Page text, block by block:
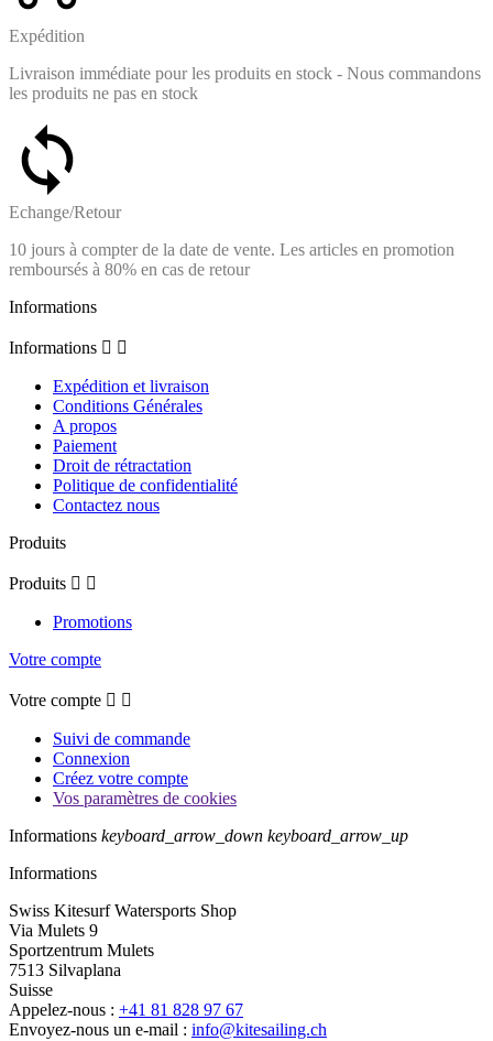
Expédition
Livraison immédiate pour les produits en stock - Nous commandons
les produits ne pas en stock
Echange/Retour
10 jours à compter de la date de vente. Les articles en promotion
remboursés à 80% en cas de retour
Informations
Informations  
Expédition et livraison
Conditions Générales
A propos
Paiement
Droit de rétractation
Politique de confidentialité
Contactez nous
Produits
Produits  
Promotions
Votre compte
Votre compte  
Suivi de commande
Connexion
Créez votre compte
Vos paramètres de cookies
Informations keyboard_arrow_down keyboard_arrow_up
Informations
Swiss Kitesurf Watersports Shop
Via Mulets 9
Sportzentrum Mulets
7513 Silvaplana
Suisse
Appelez-nous : +41 81 828 97 67
Envoyez-nous un e-mail : info@kitesailing.ch